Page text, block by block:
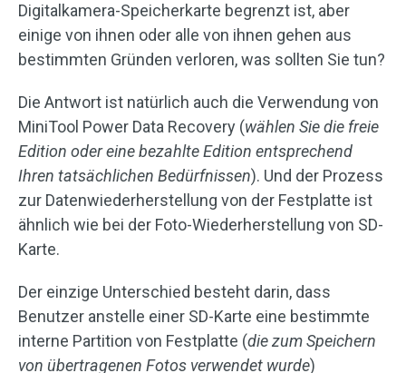
Digitalkamera-Speicherkarte begrenzt ist, aber
einige von ihnen oder alle von ihnen gehen aus
bestimmten Gründen verloren, was sollten Sie tun?
Die Antwort ist natürlich auch die Verwendung von
MiniTool Power Data Recovery (wählen Sie die freie
Edition oder eine bezahlte Edition entsprechend
Ihren tatsächlichen Bedürfnissen). Und der Prozess
zur Datenwiederherstellung von der Festplatte ist
ähnlich wie bei der Foto-Wiederherstellung von SD-
Karte.
Der einzige Unterschied besteht darin, dass
Benutzer anstelle einer SD-Karte eine bestimmte
interne Partition von Festplatte (die zum Speichern
von übertragenen Fotos verwendet wurde)